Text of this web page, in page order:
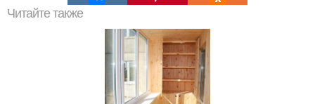
Читайте также